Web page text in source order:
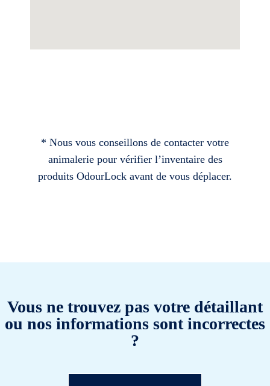
* Nous vous conseillons de contacter votre
animalerie pour vérifier l’inventaire des
produits OdourLock avant de vous déplacer.
Vous ne trouvez pas votre détaillant
ou nos informations sont incorrectes
?